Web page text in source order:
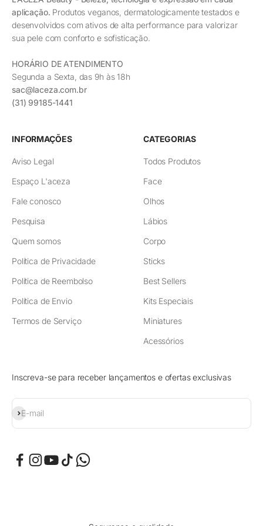
aplicação. Produtos veganos, dermatologicamente testados e
desenvolvidos com ativos de alta performance para valorizar
sua pele com conforto e sofisticação.
HORÁRIO DE ATENDIMENTO
Segunda a Sexta, das 9h às 18h
sac@laceza.com.br
(31) 99185-1441
INFORMAÇÕES
Aviso Legal
Espaço L'aceza
Fale conosco
Pesquisa
Quem somos
Política de Privacidade
Política de Reembolso
Política de Envio
Termos de Serviço
CATEGORIAS
Todos Produtos
Face
Olhos
Lábios
Corpo
Sticks
Best Sellers
Kits Especiais
Miniatures
Acessórios
Inscreva-se para receber lançamentos e ofertas exclusivas
E-mail
Assinar